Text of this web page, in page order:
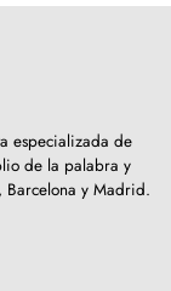
especializada de
de la palabra y
Barcelona y Madrid.